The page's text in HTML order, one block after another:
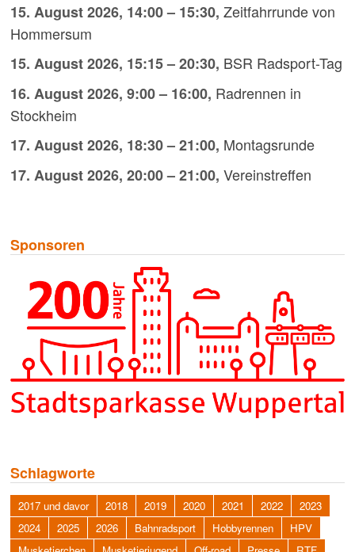
15. August 2026, 14:00– 15:30, Zeitfahrrunde von
Hommersum
15. August 2026, 15:15– 20:30, BSR Radsport-Tag
16. August 2026, 9:00– 16:00, Radrennen in
Stockheim
17. August 2026, 18:30– 21:00, Montagsrunde
17. August 2026, 20:00– 21:00, Vereinstreffen
Sponsoren
Schlagworte
2017 und davor 2018 2019 2020 2021 2022
2023
2024
2025 2026 Bahnradsport Hobbyrennen
HPV